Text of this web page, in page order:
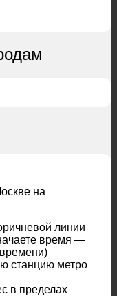
на
линии
время —
станцию метро
в пределах